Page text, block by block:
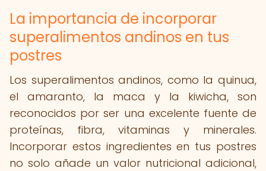
La importancia de incorporar
superalimentos andinos en tus
postres
Los superalimentos andinos, como la quinua,
el amaranto, la maca y la kiwicha, son
reconocidos por ser una excelente fuente de
proteínas, fibra, vitaminas y minerales.
Incorporar estos ingredientes en tus postres
no solo añade un valor nutricional adicional,